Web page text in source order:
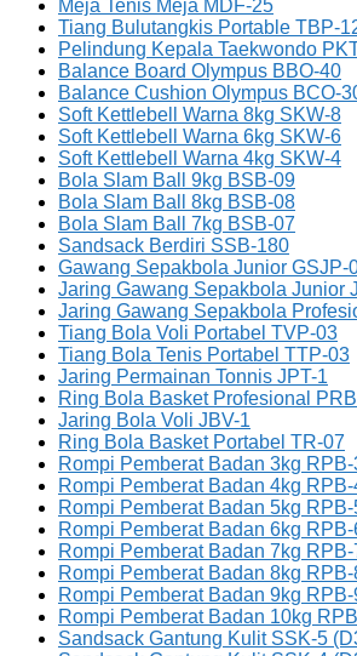
Meja Tenis Meja MDF-25
Tiang Bulutangkis Portable TBP-
Pelindung Kepala Taekwondo
Balance Board Olympus BBO-40
Balance Cushion Olympus BCO-
Soft Kettlebell Warna 8kg SKW-8
Soft Kettlebell Warna 6kg SKW-6
Soft Kettlebell Warna 4kg SKW-4
Bola Slam Ball 9kg BSB-09
Bola Slam Ball 8kg BSB-08
Bola Slam Ball 7kg BSB-07
Sandsack Berdiri SSB-180
Gawang Sepakbola Junior GSJP-
Jaring Gawang Sepakbola Junior
Jaring Gawang Sepakbola
Tiang Bola Voli Portabel TVP-03
Tiang Bola Tenis Portabel TTP-03
Jaring Permainan Tonnis JPT-1
Ring Bola Basket Profesional
Jaring Bola Voli JBV-1
Ring Bola Basket Portabel TR-07
Rompi Pemberat Badan 3kg RPB-
Rompi Pemberat Badan 4kg RPB-
Rompi Pemberat Badan 5kg RPB-
Rompi Pemberat Badan 6kg RPB-
Rompi Pemberat Badan 7kg RPB-
Rompi Pemberat Badan 8kg RPB-
Rompi Pemberat Badan 9kg RPB-
Rompi Pemberat Badan 10kg
Sandsack Gantung Kulit SSK-5